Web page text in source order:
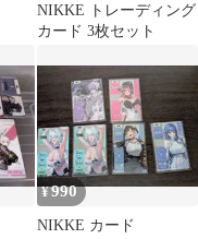
NIKKE トレーディング
カード 3枚セット
¥990
NIKKE カード